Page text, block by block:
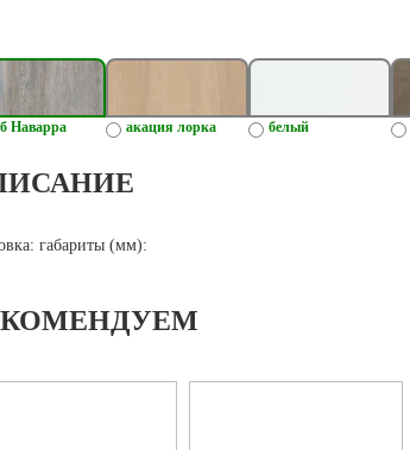
Наварра акация лорка белый
габариты (мм):